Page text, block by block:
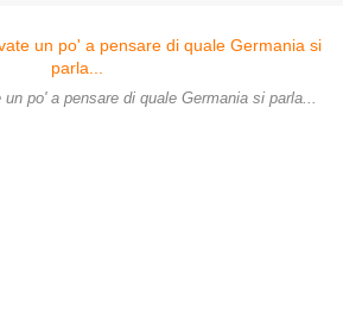
po' a pensare di quale Germania si parla...